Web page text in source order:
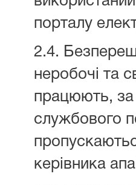
порталу
2.4.
неробочі та
працюють, за
службового
керівника